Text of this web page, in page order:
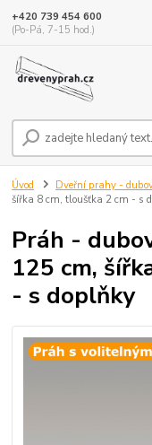
+420 739 454 600
(Po-Pá, 7-15 hod.)
Úvod Dveřní prahy -
šířka 8 cm, tloušťka 2 cm - s
Práh -
125 cm,
- s doplňky